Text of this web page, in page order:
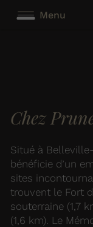
Menu
Chez
Situé à
bénéficie d’un
sites
trouvent le Fort
souterraine (1,7
(1,6 km). Le